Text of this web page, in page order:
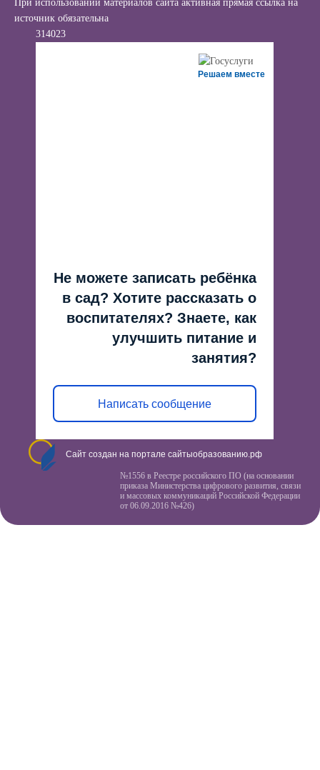
При использовании материалов сайта активная прямая ссылка на
источник обязательна
314023
Решаем вместе
Не можете записать ребёнка
в сад? Хотите рассказать о
воспитателях? Знаете, как
улучшить питание и
занятия?
Написать сообщение
Сайт создан на портале сайтыобразованию.рф
№1556 в Реестре российского ПО (на основании
приказа Министерства цифрового развития, связи
и массовых коммуникаций Российской Федерации
от 06.09.2016 №426)